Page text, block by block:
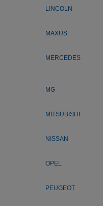
LINCOLN
MAXUS
MERCEDES
MG
MITSUBISHI
NISSAN
OPEL
PEUGEOT